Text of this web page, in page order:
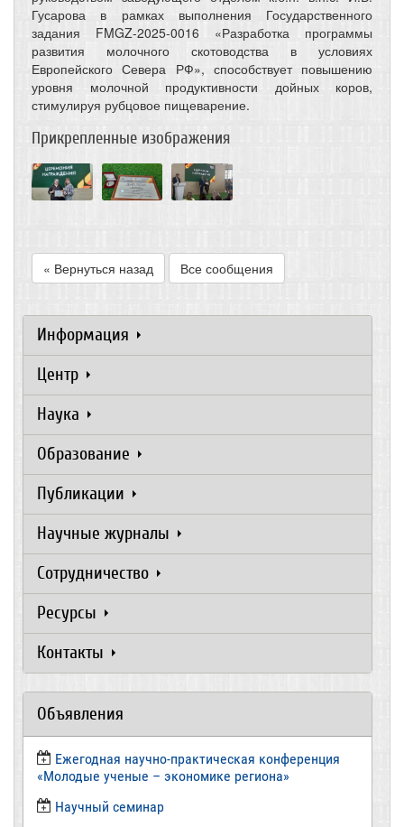
Гусарова в рамках выполнения Государственного
задания FMGZ-2025-0016 «Разработка программы
развития молочного скотоводства в условиях
Европейского Севера РФ», способствует повышению
уровня молочной продуктивности дойных коров,
стимулируя рубцовое пищеварение.
Прикрепленные изображения
« Вернуться назад Все сообщения
Информация
Центр
Наука
Образование
Публикации
Научные журналы
Сотрудничество
Ресурсы
Контакты
Объявления
Ежегодная научно-практическая конференция
«Молодые ученые – экономике региона»
​Научный семинар